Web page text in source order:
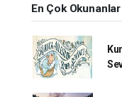
En Çok Okunanlar